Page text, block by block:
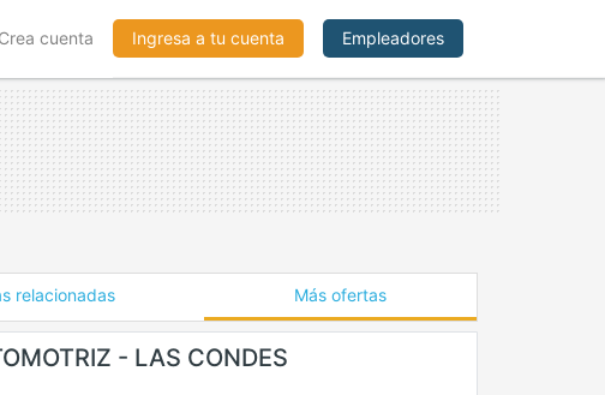
Crea cuenta Ingresa a tu cuenta Empleadores
relacionadas Más ofertas
- LAS CONDES